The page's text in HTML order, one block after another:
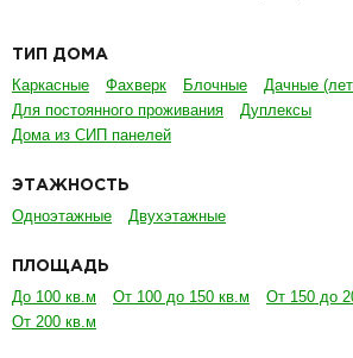
ТИП ДОМА
Каркасные Фахверк Блочные
Дачные
Для постоянного проживания
Дуплексы
Дома из СИП панелей
ЭТАЖНОСТЬ
Одноэтажные Двухэтажные
ПЛОЩАДЬ
До 100 кв.м От 100 до 150 кв.м
От 150 до
От 200 кв.м